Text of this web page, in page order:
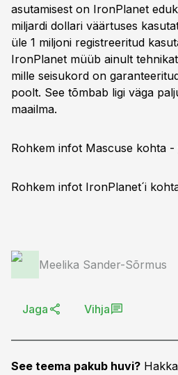
asutamisest on IronPlanet
miljardi dollari väärtuses
üle 1 miljoni registreeritud
IronPlanet müüb ainult
mille seisukord on
poolt. See tõmbab ligi väga
maailma.
Rohkem infot Mascuse kohta -
Rohkem infot IronPlanet´i
Meelika Sander-Sõrmus
Jaga Vihja
See teema pakub huvi?